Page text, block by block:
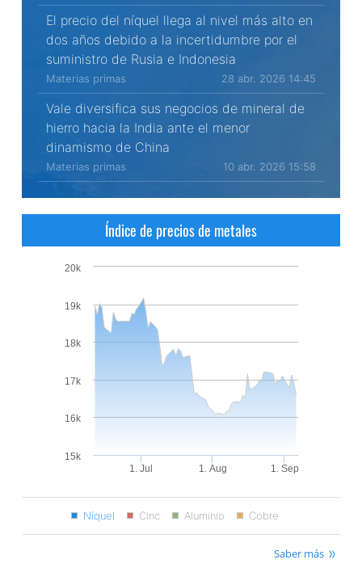
El precio del níquel llega al nivel más alto en
dos años debido a la incertidumbre por el
suministro de Rusia e Indonesia
Materias primas 28 abr. 2026 14:45
Vale diversifica sus negocios de mineral de
hierro hacia la India ante el menor
dinamismo de China
Materias primas 10 abr. 2026 15:58
Índice de precios de metales
1. Jul 1. Aug 1. Sep
15k
16k
17k
18k
19k
20k
Níquel Cinc Aluminio Cobre
Saber más